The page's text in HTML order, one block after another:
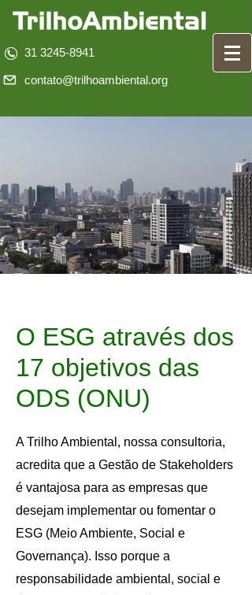
31 3245-8941
contato@trilhoambiental.org
O ESG através dos
17 objetivos das
ODS (ONU)
A Trilho Ambiental, nossa consultoria,
acredita que a Gestão de Stakeholders
é vantajosa para as empresas que
desejam implementar ou fomentar o
ESG (Meio Ambiente, Social e
Governança). Isso porque a
responsabilidade ambiental, social e